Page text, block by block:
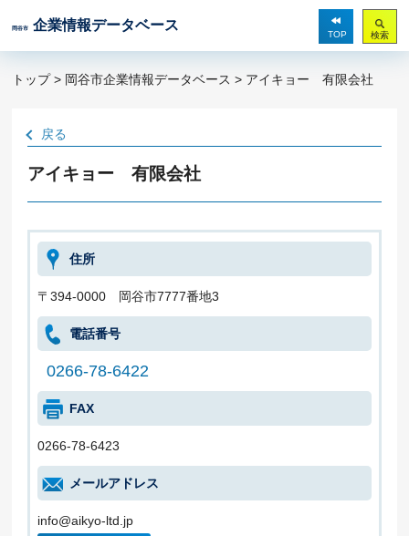
岡谷市 企業情報データベース
TOP 検索
トップ> 岡谷市企業情報データベース > アイキョー 有限会社
戻る
アイキョー 有限会社
住所
〒394-0000 岡谷市7777番地3
電話番号
0266-78-6422
FAX
0266-78-6423
メールアドレス
info@aikyo-ltd.jp